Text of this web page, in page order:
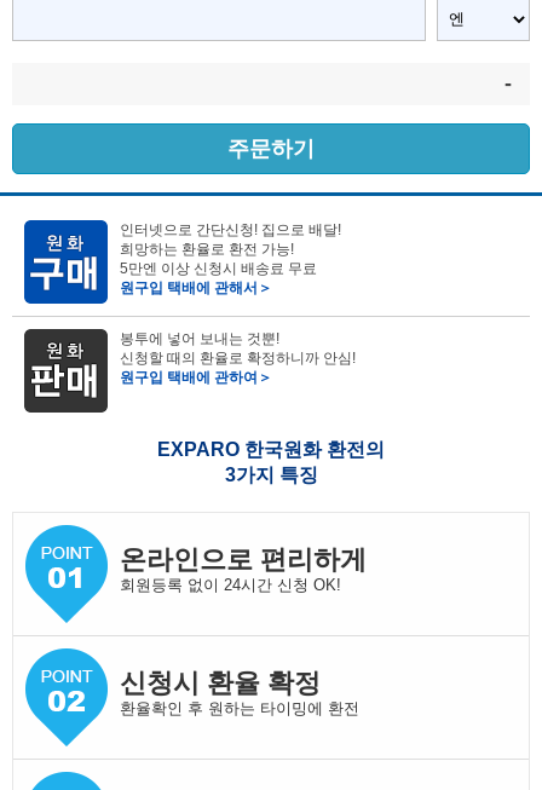
-
주문하기
인터넷으로 간단신청! 집으로 배달!
희망하는 환율로 환전 가능!
5만엔 이상 신청시 배송료 무료
원구입 택배에 관해서＞
봉투에 넣어 보내는 것뿐!
신청할 때의 환율로 확정하니까 안심!
원구입 택배에 관하여＞
EXPARO 한국원화 환전의
3가지 특징
온라인으로 편리하게
회원등록 없이 24시간 신청 OK!
신청시 환율 확정
환율확인 후 원하는 타이밍에 환전